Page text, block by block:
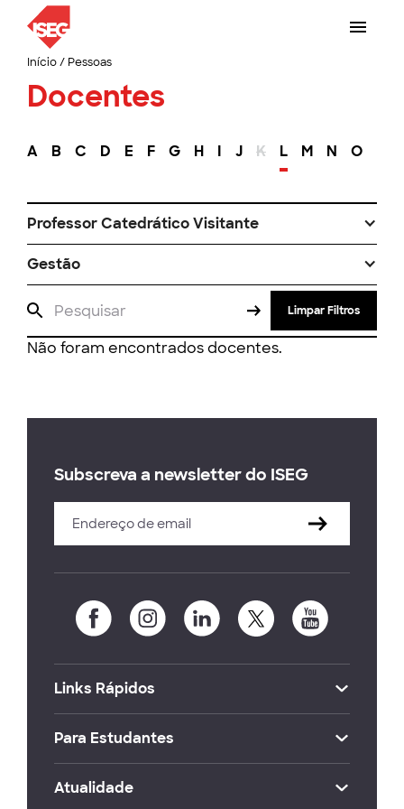
Início/ Pessoas
Docentes
A B C D E F G H I J K L M N O
Professor Catedrático Visitante
Gestão
Limpar Filtros
Não foram encontrados docentes.
Subscreva a newsletter do ISEG
Links Rápidos
Para Estudantes
Atualidade